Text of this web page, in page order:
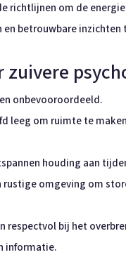
richtlijnen om de
en betrouwbare inzichten
zuivere
onbevooroordeeld.
leeg om ruimte te
houding aan
rustige omgeving om
respectvol bij het
informatie.